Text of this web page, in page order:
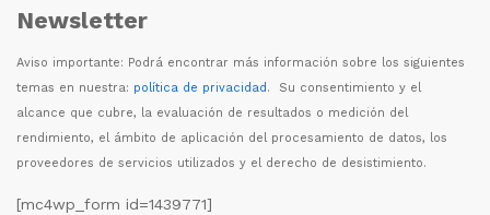
Newsletter
Aviso importante: Podrá encontrar más información sobre los siguientes
temas en nuestra: política de privacidad. Su consentimiento y el
alcance que cubre, la evaluación de resultados o medición del
rendimiento, el ámbito de aplicación del procesamiento de datos, los
proveedores de servicios utilizados y el derecho de desistimiento.
[mc4wp_form id=1439771]